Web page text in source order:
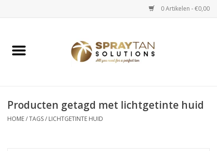
0 Artikelen - €0,00
Home
Spray Tan Starterspakketten
Producten getagd met lichtgetinte huid
HOME/TAGS/ LICHTGETINTE HUID